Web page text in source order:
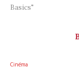
Basics"
Cinéma